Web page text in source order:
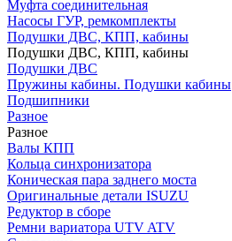
Муфта соединительная
Насосы ГУР, ремкомплекты
Подушки ДВС, КПП, кабины
Подушки ДВС, КПП, кабины
Подушки ДВС
Пружины кабины. Подушки кабины
Подшипники
Разное
Разное
Валы КПП
Кольца синхронизатора
Коническая пара заднего моста
Оригинальные детали ISUZU
Редуктор в сборе
Ремни вариатора UTV ATV